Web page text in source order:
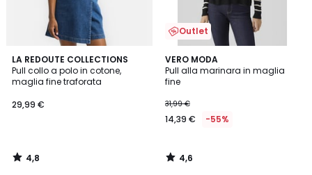
LA REDOUTE COLLECTIONS
Pull collo a polo in cotone,
maglia fine traforata
29,99 €
4,8
/ 5
4,8
/
Outlet
VERO MODA
Pull alla marinara in maglia
fine
31,99 €
14,39 € -55%
4,6
/ 5
4,6
/